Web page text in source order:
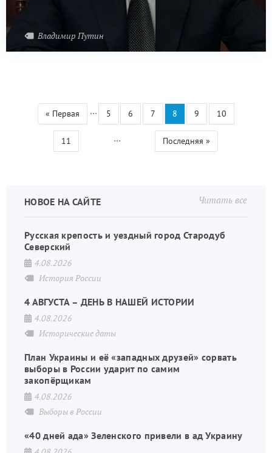
Владимир Путин
Нумерация
страниц
Первая
страница
« Первая … Страница
5 Страница
6 Страница
7
Текущая
страница
8 Страница
9 Страница
10
Страница
11 …
Последняя
страница
Последняя »
Читать все
НОВОЕ НА САЙТЕ
Русская крепость и уездный город Стародуб
Северский
4.08.2026
История России
4 АВГУСТА – ДЕНЬ В НАШЕЙ ИСТОРИИ
4.08.2026
Исторические даты
План Украины и её «западных друзей» сорвать
выборы в России ударит по самим
закопёрщикам
4.08.2026
Выборы в России
«40 дней ада» Зеленского привели в ад Украину